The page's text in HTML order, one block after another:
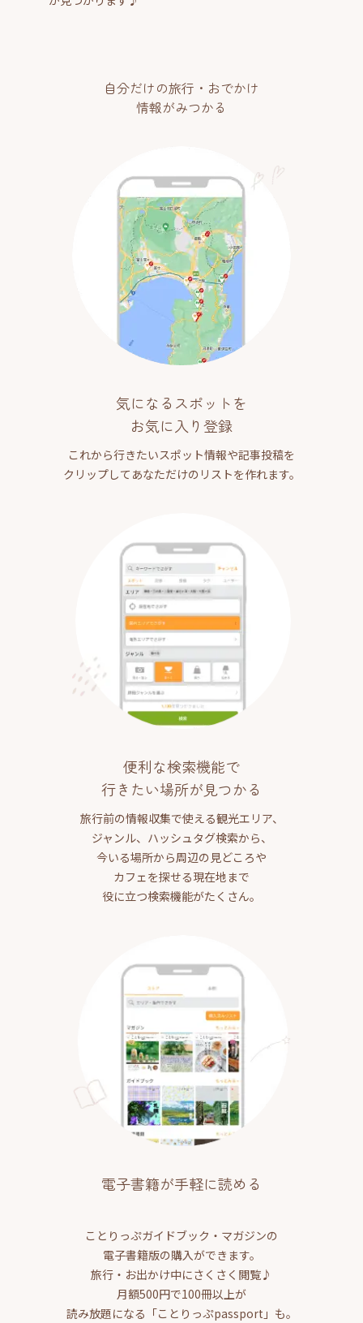
自分だけの旅行・おでかけ
情報がみつかる
気になるスポットを
お気に入り登録
これから行きたいスポット情報や記事投稿を
クリップしてあなただけのリストを作れます。
便利な検索機能で
行きたい場所が見つかる
旅行前の情報収集で使える観光エリア、
ジャンル、ハッシュタグ検索から、
今いる場所から周辺の見どころや
カフェを探せる現在地まで
役に立つ検索機能がたくさん。
電子書籍が手軽に読める
ことりっぷガイドブック・マガジンの
電子書籍版の購入ができます。
旅行・お出かけ中にさくさく閲覧♪
月額500円で100冊以上が
読み放題になる「ことりっぷpassport」も。